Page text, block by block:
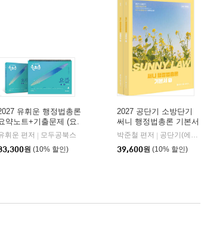
유휘운 행정법총론
약노트+기출문제 (요.
.)
휘운 편저
모두공북스
원 (10% 할인)
2027 공단기 소방단기
써니 행정법총론 기본서
박준철 편저
공단기(에스티유니타스)
39,600원 (10% 할인)